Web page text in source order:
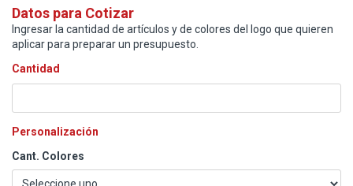
Datos para Cotizar
Ingresar la cantidad de artículos y de colores del logo que quieren
aplicar para preparar un presupuesto.
Cantidad
Personalización
Cant. Colores